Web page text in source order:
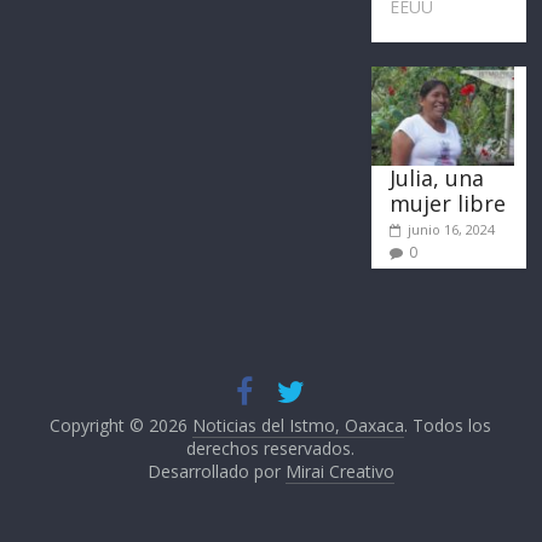
EEUU
Julia, una
mujer libre
junio 16, 2024
0
Copyright © 2026 Noticias del Istmo, Oaxaca. Todos los
derechos reservados.
Desarrollado por Mirai Creativo